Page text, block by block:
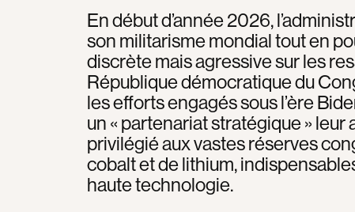
En début d’année 2026,
son militarisme mondial tout en
discrète mais agressive sur les
République démocratique du
les efforts engagés sous l’ère
un « partenariat stratégique »
privilégié aux vastes réserves
cobalt et de lithium,
haute technologie.